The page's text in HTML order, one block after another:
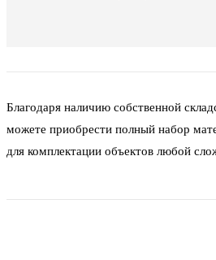
Благодаря наличию собственной
можете приобрести полный набор
для комплектации объектов любой